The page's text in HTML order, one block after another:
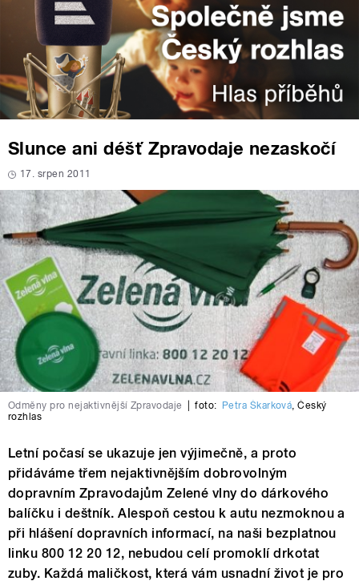
Slunce ani déšť Zpravodaje nezaskočí
17. srpen 2011
Odměny pro nejaktivnější Zpravodaje foto: Petra Škarková,Český
rozhlas
Letní počasí se ukazuje jen výjimečně, a proto
přidáváme třem nejaktivnějším dobrovolným
dopravním Zpravodajům Zelené vlny do dárkového
balíčku i deštník. Alespoň cestou k autu nezmoknou a
při hlášení dopravních informací, na naši bezplatnou
linku 800 12 20 12, nebudou celí promoklí drkotat
zuby. Každá maličkost, která vám usnadní život je pro